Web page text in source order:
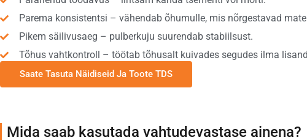
Parema konsistentsi – vähendab õhumulle, mis nõrgestavad
Pikem säilivusaeg – pulberkuju suurendab stabiilsust.
Tõhus vahtkontroll – töötab tõhusalt kuivades segudes ilma
Saate Tasuta Näidiseid Ja Toote TDS
Mida saab kasutada vahtudevastase ainena?